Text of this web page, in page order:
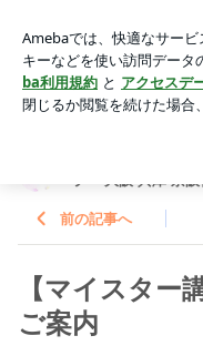
ルアート/曼荼羅アート/
アプリをダウンロードし
ょう。
ラー 大阪 兵庫 京
前の記事へ
【マイスター
ご案内